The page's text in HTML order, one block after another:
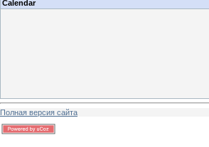
Calendar
Полная версия сайта